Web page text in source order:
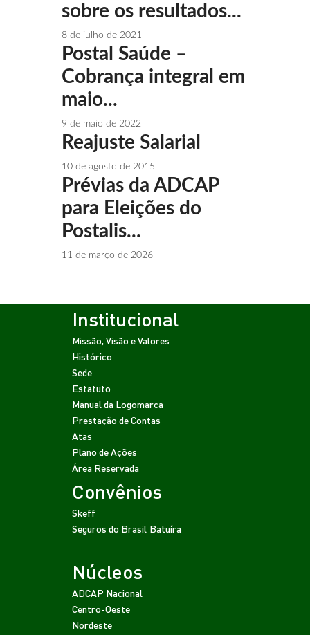
sobre os resultados...
8 de julho de 2021
Postal Saúde –
Cobrança integral em
maio...
9 de maio de 2022
Reajuste Salarial
10 de agosto de 2015
Prévias da ADCAP
para Eleições do
Postalis...
11 de março de 2026
Institucional
Missão, Visão e Valores
Histórico
Sede
Estatuto
Manual da Logomarca
Prestação de Contas
Atas
Plano de Ações
Área Reservada
Convênios
Skeff
Seguros do Brasil Batuíra
Núcleos
ADCAP Nacional
Centro-Oeste
Nordeste